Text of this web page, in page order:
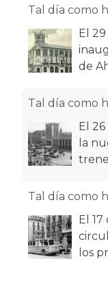
Tal día como
El
de
Tal día como
El
la
Tal día como
El
los